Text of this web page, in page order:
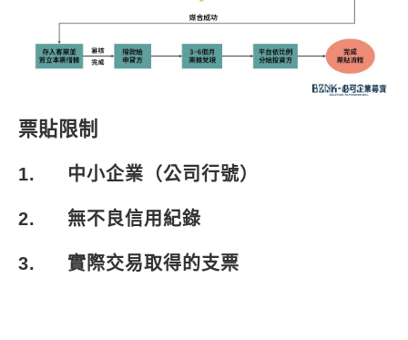
票貼限制
1. 中小企業（公司行號）
2. 無不良信用紀錄
3. 實際交易取得的支票